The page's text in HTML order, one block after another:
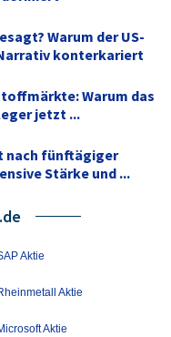
Warum der US-
konterkariert
Warum das
jetzt ...
nach fünftägiger
Stärke und ...
Aktie
Aktie
Aktie